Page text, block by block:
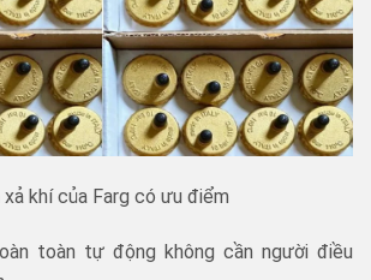
khí của Farg có ưu điểm
toàn tự động không cần người điều